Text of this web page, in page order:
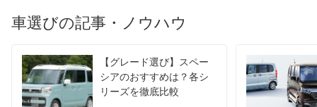
60km定地 -
装備オプション
車選びの記事・ノウハウ
【グレード選び】スペー
シアのおすすめは？各シ
リーズを徹底比較